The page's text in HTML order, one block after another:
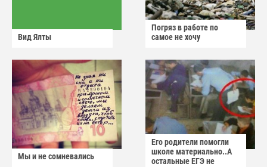
Вид Ялты
Погряз в работе по
самое не хочу
Мы и не сомневались
Его родители помогли
школе материально..А
остальные ЕГЭ не